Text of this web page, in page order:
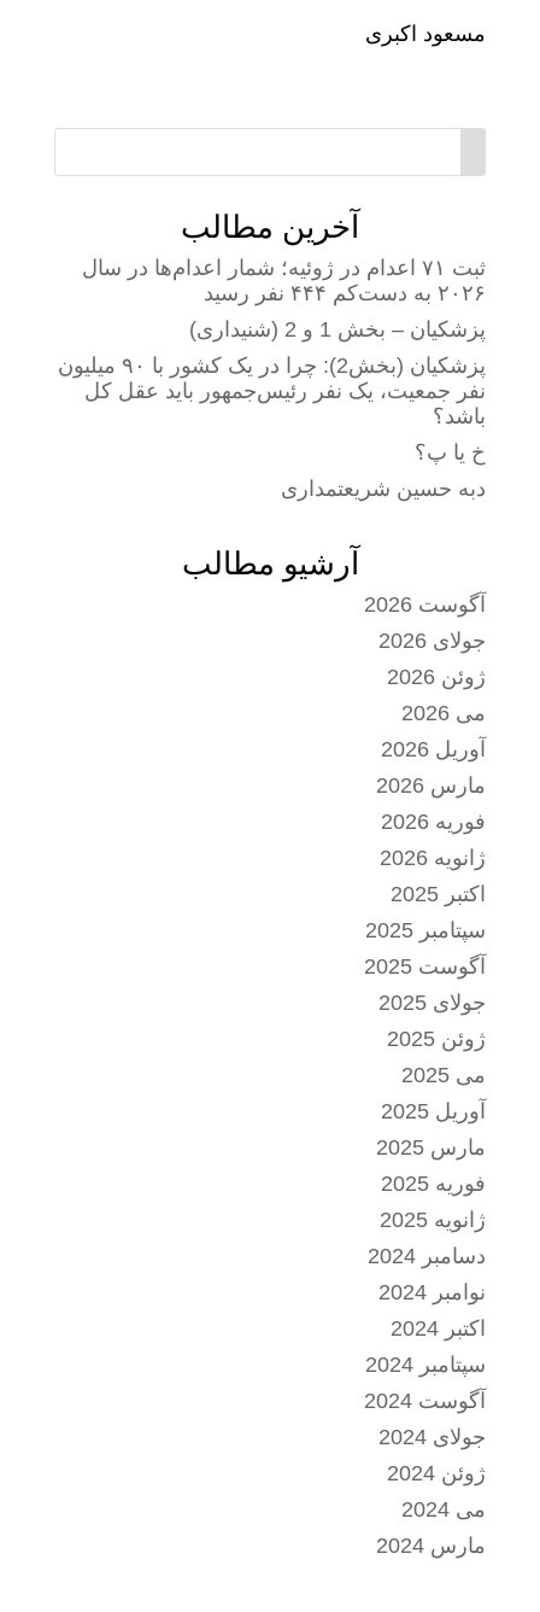
مسعود اکبری
آخرین مطالب
ثبت ۷۱ اعدام در ژوئیه؛ شمار اعدام‌ها در سال
۲۰۲۶ به دست‌کم ۴۴۴ نفر رسید
پزشکیان – بخش 1 و 2 (شنیداری)
پزشکیان (بخش2): چرا در یک کشور با ۹۰ میلیون
نفر جمعیت، یک نفر رئیس‌جمهور باید عقل کل
باشد؟
خ یا پ؟
دبه حسین شریعتمداری
آرشیو مطالب
آگوست 2026
جولای 2026
ژوئن 2026
می 2026
آوریل 2026
مارس 2026
فوریه 2026
ژانویه 2026
اکتبر 2025
سپتامبر 2025
آگوست 2025
جولای 2025
ژوئن 2025
می 2025
آوریل 2025
مارس 2025
فوریه 2025
ژانویه 2025
دسامبر 2024
نوامبر 2024
اکتبر 2024
سپتامبر 2024
آگوست 2024
جولای 2024
ژوئن 2024
می 2024
مارس 2024